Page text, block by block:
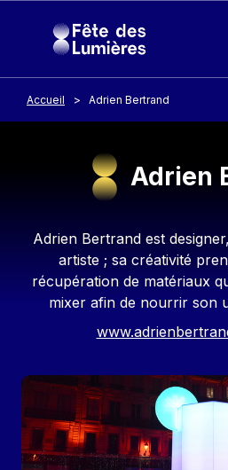
Accueil Adrien Bertrand
Adrien
Contenu
Adrien Bertrand est
artiste ; sa créativité
récupération de matériaux
mixer afin de nourrir son
Image